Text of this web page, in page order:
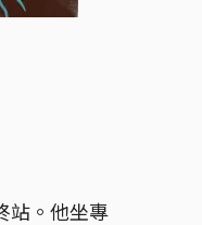
站。他坐專